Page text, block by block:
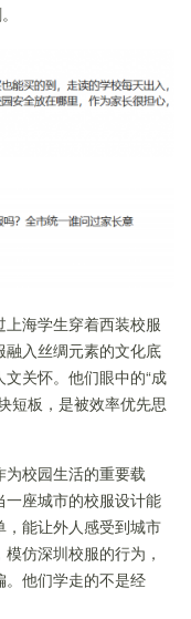
海学生穿着西装校服
入丝绸元素的文化底
关怀。他们眼中的“成
短板，是被效率优先思
校园生活的重要载
座城市的校服设计能
能让外人感受到城市
仿深圳校服的行为，
他们学走的不是经